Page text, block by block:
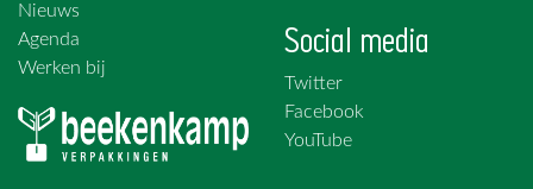
Nieuws
Agenda
Werken bij
Social media
Twitter
Facebook
YouTube